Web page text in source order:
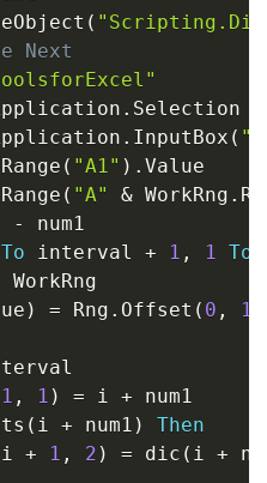
(
Next
.
. InputBox (
Range ( "A1" ) . Value
Range ( "A" & WorkRng .
-
To interval + 1 , 1 To
WorkRng
) = Rng . Offset ( 0 , 1
1 , 1 ) = i + num1
( i + num1 )
Then
i + 1 , 2 ) = dic ( i +